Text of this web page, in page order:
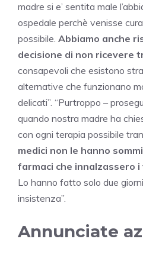
madre si e’ sentita male
ospedale perchè venisse
possibile. Abbiamo anche
decisione di non ricevere
consapevoli che esistono
alternative che funzionano
delicati”. “Purtroppo –
quando nostra madre ha
con ogni terapia possibile
medici non le hanno
farmaci che innalzassero i
Lo hanno fatto solo due
insistenza”.
Annunciate